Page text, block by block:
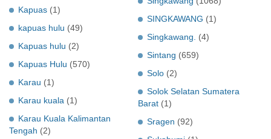
Kapuas (1)
kapuas hulu (49)
Kapuas hulu (2)
Kapuas Hulu (570)
Karau (1)
Karau kuala (1)
Karau Kuala Kalimantan
Tengah (2)
SINGKAWANG (1)
Singkawang.
(4)
Sintang (659)
Solo (2)
Solok Selatan Sumatera
Barat (1)
Sragen (92)